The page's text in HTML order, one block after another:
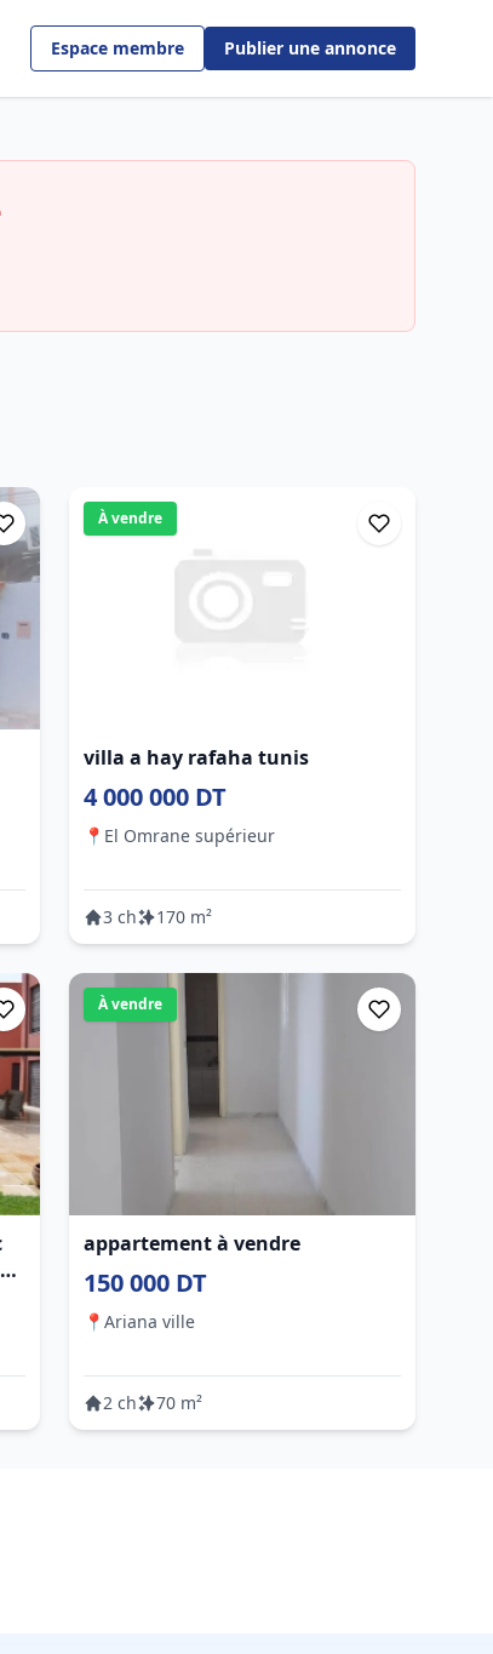
Espace membre Publier une annonce
À vendre
villa a hay rafaha tunis
4 000 000 DT
📍 El Omrane supérieur
3 ch 170 m²
À vendre
appartement à vendre
150 000 DT
📍 Ariana ville
2 ch 70 m²